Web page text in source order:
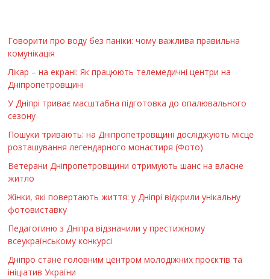
Говорити про воду без паніки: чому важлива правильна
комунікація
Лікар – на екрані: Як працюють телемедичні центри на
Дніпропетровщині
У Дніпрі триває масштабна підготовка до опалювального
сезону
Пошуки тривають: на Дніпропетровщині досліджують місце
розташування легендарного монастиря (Фото)
Ветерани Дніпропетровщини отримують шанс на власне
житло
Жінки, які повертають життя: у Дніпрі відкрили унікальну
фотовиставку
Педагогиню з Дніпра відзначили у престижному
всеукраїнському конкурсі
Дніпро стане головним центром молодіжних проєктів та
ініціатив України